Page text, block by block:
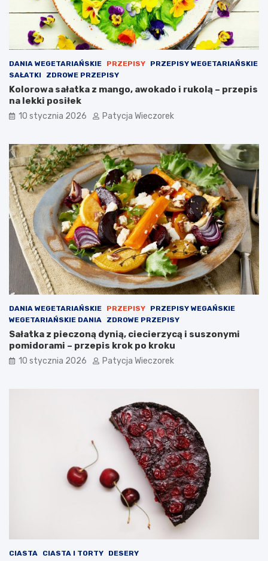
DANIA WEGETARIAŃSKIE PRZEPISY
PRZEPISY WEGETARIAŃSKIE
SAŁATKI
ZDROWE PRZEPISY
Kolorowa sałatka z mango, awokado i rukolą – przepis
na lekki posiłek
10 stycznia 2026 Patycja Wieczorek
DANIA WEGETARIAŃSKIE PRZEPISY
PRZEPISY WEGAŃSKIE
WEGETARIAŃSKIE DANIA
ZDROWE PRZEPISY
Sałatka z pieczoną dynią, ciecierzycą i suszonymi
pomidorami – przepis krok po kroku
10 stycznia 2026 Patycja Wieczorek
CIASTA CIASTA I TORTY DESERY